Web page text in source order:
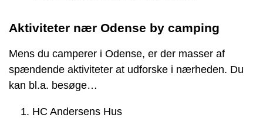
Aktiviteter nær Odense by camping
Mens du camperer i Odense, er der masser af
spændende aktiviteter at udforske i nærheden. Du
kan bl.a. besøge…
HC Andersens Hus